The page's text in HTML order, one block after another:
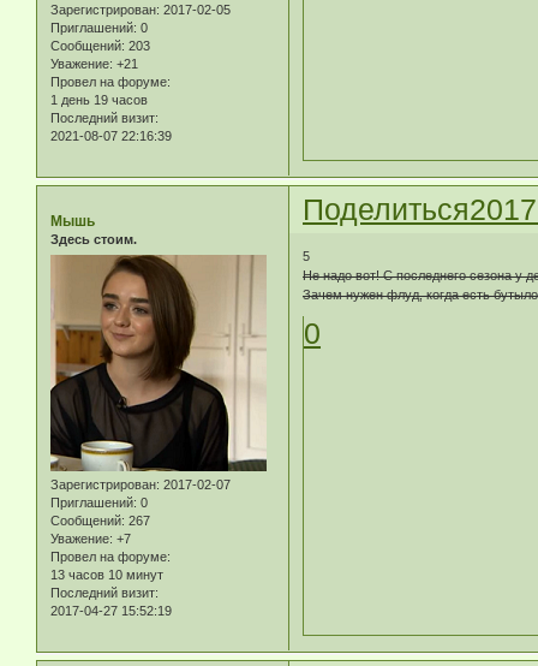
Зарегистрирован: 2017-02-05
Приглашений: 0
Сообщений: 203
Уважение: +21
Провел на форуме:
1 день 19 часов
Последний визит:
2021-08-07 22:16:39
Поделиться
Мышь
Здесь стоим.
Зарегистрирован: 2017-02-07
Приглашений: 0
Сообщений: 267
Уважение: +7
Провел на форуме:
13 часов 10 минут
Последний визит:
2017-04-27 15:52:19
5
Не надо вот! С последнего сезона у
Зачем нужен флуд, когда есть
0